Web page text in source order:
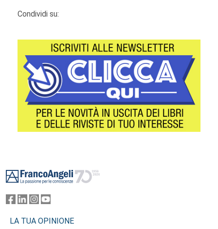
Condividi su:
LA TUA OPINIONE